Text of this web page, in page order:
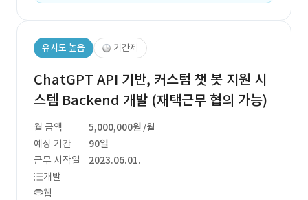
유사도 높음 기간제
ChatGPT API 기반, 커스텀 챗 봇 지원 시
스템 Backend 개발 (재택근무 협의 가능)
월 금액 5,000,000원 /월
예상 기간
90일
근무 시작일
2023.06.01.
개발
웹